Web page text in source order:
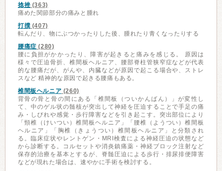
捻挫 (363)
痛めた関節部分の痛みと腫れ
打撲 (407)
転んだり、物にぶつかったりした後、腫れたり青くなったりする
腰痛症 (280)
腰に負担がかかったり、障害が起きると痛みを感じる。 原因は
様々で圧迫骨折、椎間板ヘルニア、腰部脊柱管狭窄症などが代表
的な腰痛だが、がんや、内臓などが原因で起こる場合や、ストレ
スなど 精神的な原因で起きる腰痛もある。
椎間板ヘルニア (260)
背骨の骨と骨の間にある「椎間板（ついかんばん）」が変性し
て、中のゲル状の髄核が突出して神経を圧迫することで手足の痛
み・しびれや感覚・歩行障害などを引き起こす。突出部位により
「頸椎（けいつい）椎間板ヘルニア」「腰椎（ようつい）椎間板
ヘルニア」「胸椎（きょうつい）椎間板ヘルニア」と分類され
る。臨床症状やレントゲン・MRI検査による神経圧迫の状態など
から診断する。コルセットや消炎鎮痛薬・神経ブロック注射など
保存的治療を基本とするが、脊髄圧迫による歩行・排尿排便障害
などが現れた場合は、速やかに手術を検討する。